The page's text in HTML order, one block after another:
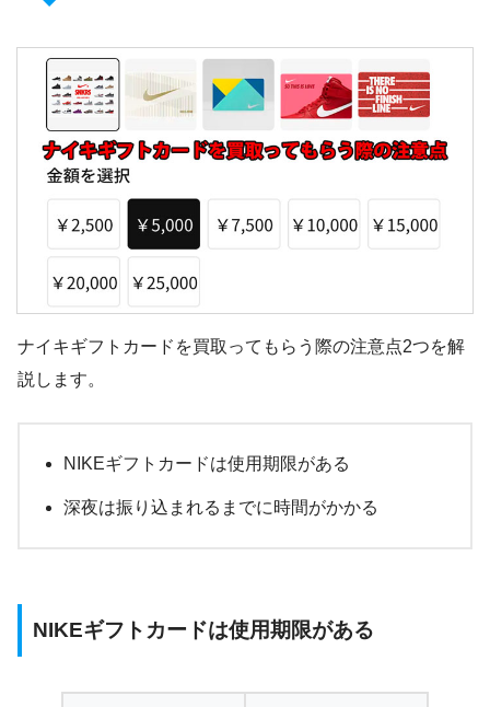
ナイキギフトカードを買取ってもらう際の注意点2つを解
説します。
NIKEギフトカードは使用期限がある
深夜は振り込まれるまでに時間がかかる
NIKEギフトカードは使用期限がある